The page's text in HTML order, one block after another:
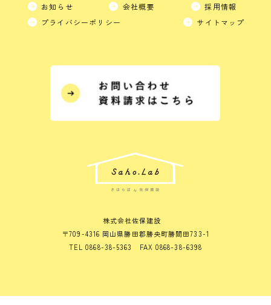
お知らせ 会社概要
採用情報
プライバシーポリシー
サイトマップ
株式会社佐保建設
〒709-4316 岡山県勝田郡勝央町勝間田733-1
TEL 0868-38-5363 FAX 0868-38-6398